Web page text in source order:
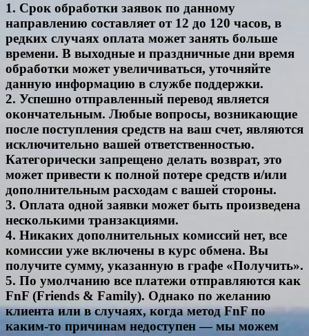
1. Срок обработки заявок по данному
направлению составляет от 12 до 120 часов, в
редких случаях оплата может занять больше
времени. В выходные и праздничные дни время
обработки может увеличиваться, уточняйте
данную информацию в службе поддержки.
2. Успешно отправленный перевод является
окончательным. Любые вопросы, возникающие
после поступления средств на ваш счет, являются
исключительно вашей ответственностью.
Категорически запрещено делать возврат, это
может привести к полной потере средств и/или
дополнительным расходам с вашей стороны.
3. Оплата одной заявки может быть произведена
несколькими транзакциями.
4. Никаких дополнительных комиссий нет, все
комиссии уже включены в курс обмена. Вы
получите сумму, указанную в графе «Получить».
5. По умолчанию все платежи отправляются как
FnF (Friends & Family). Однако по желанию
клиента или в случаях, когда метод FnF по
каким-то причинам недоступен — мы можем